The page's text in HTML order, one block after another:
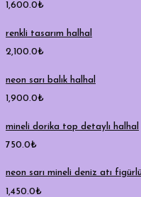
1,600.0₺
renkli tasarım halhal
2,100.0₺
neon sarı balık halhal
1,900.0₺
mineli dorika top detaylı halhal
750.0₺
neon sarı mineli deniz atı
1,450.0₺